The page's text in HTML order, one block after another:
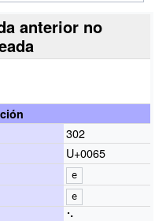
anterior no
302
U+0065
e
e
⠑